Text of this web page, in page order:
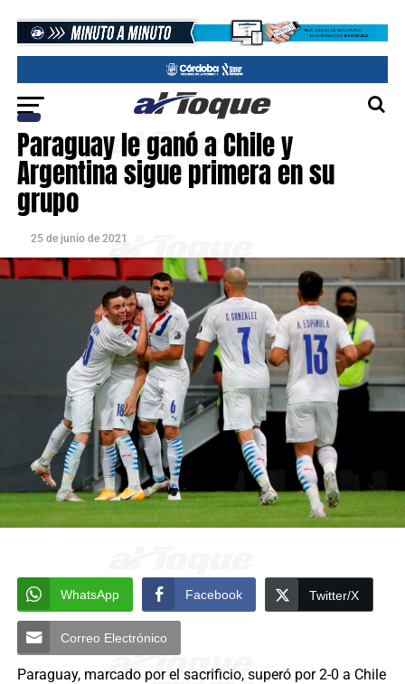
Paraguay le ganó a Chile y
Argentina sigue primera en su
grupo
25 de junio de 2021
WhatsApp Facebook Twitter/X
Correo Electrónico
Paraguay, marcado por el sacrificio, superó por 2-0 a Chile